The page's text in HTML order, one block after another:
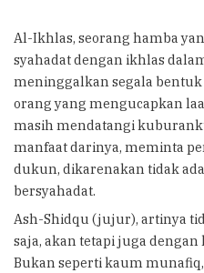
Al-Ikhlas, seorang hamba
syahadat dengan ikhlas
meninggalkan segala
orang yang mengucapkan
masih mendatangi
manfaat darinya, meminta
dukun, dikarenakan tidak
bersyahadat.
Ash-Shidqu (jujur), artinya
saja, akan tetapi juga
Bukan seperti kaum